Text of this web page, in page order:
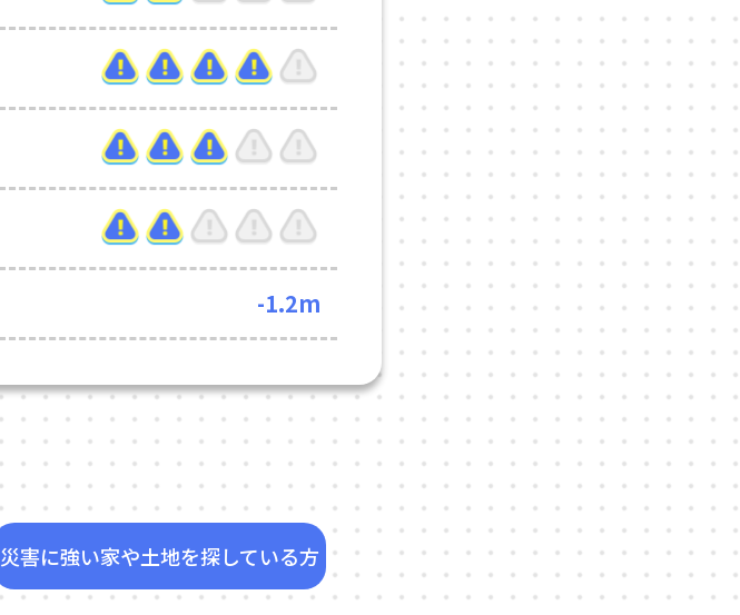
-1.2m
災害に強い家や土地を探している方